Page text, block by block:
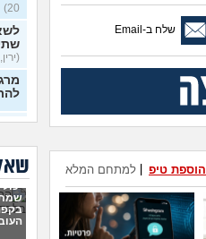
שלח ב-Email
למתחם המלא הוספת טיפ
20)
(ירין,
20)